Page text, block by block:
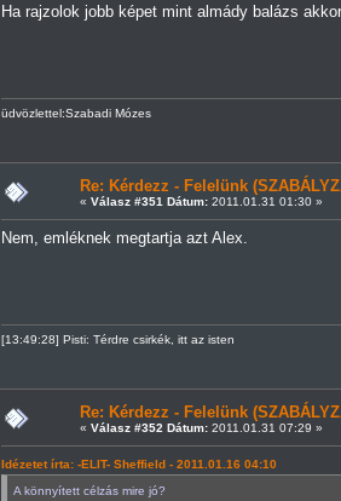
Ha rajzolok jobb képet mint almády balázs
üdvözlettel:Szabadi Mózes
Re: Kérdezz - Felelünk
« Válasz #351 Dátum:2011.01.31 01:30 »
Nem, emléknek megtartja azt Alex.
[13:49:28] Pisti: Térdre csirkék, itt az isten
Re: Kérdezz - Felelünk
« Válasz #352 Dátum:2011.01.31 07:29 »
Idézetet írta: -ELIT- Sheffield - 2011.01.16 04:10
A könnyített célzás mire jó?